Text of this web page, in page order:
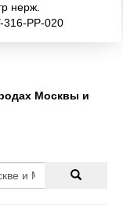
нерж.
316-PP-020
Москвы и